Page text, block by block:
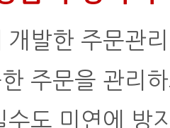
개발한 주문관
주문을 관리
수도 미연에 방